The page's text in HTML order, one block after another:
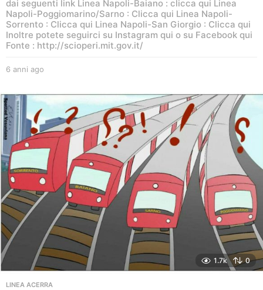
dai seguenti link Linea Napoli-Baiano : clicca qui Linea
Napoli-Poggiomarino/Sarno : Clicca qui Linea Napoli-
Sorrento : Clicca qui Linea Napoli-San Giorgio : Clicca qui
Inoltre potete seguirci su Instagram qui o su Facebook qui
Fonte : http://scioperi.mit.gov.it/
6 anni ago
n
n
a
g
o
1.7k 0
LINEA ACERRA